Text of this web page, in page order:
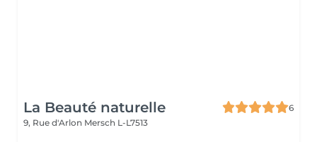
La Beauté naturelle
6
9, Rue d'Arlon Mersch L-L7513